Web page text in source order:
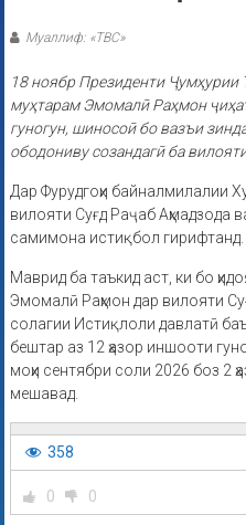
Муаллиф: «ТВС»
18 ноябр Президенти
муҳтарам Эмомалӣ Раҳмон
гуногун, шиносоӣ бо вазъи
ободониву созандагӣ ба
Дар Фурудгоҳи байналмилалии
вилояти Суғд Раҷаб Аҳмадзода
самимона истиқбол гирифтанд.
Маврид ба таъкид аст, ки бо
Эмомалӣ Раҳмон дар вилояти
солагии Истиқлоли давлатӣ
бештар аз 12 ҳазор иншооти
моҳи сентябри соли 2026 боз 2
мешавад.
358
0 0